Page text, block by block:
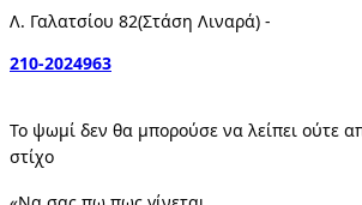
Λ. Γαλατσίου 82(Στάση Λιναρά) -
210-2024963
Το ψωμί δεν θα μπορούσε να λείπει ούτε
στίχο